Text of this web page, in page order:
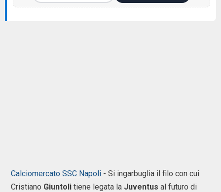
Calciomercato SSC Napoli - Si ingarbuglia il filo con cui
Cristiano Giuntoli tiene legata la Juventus al futuro di